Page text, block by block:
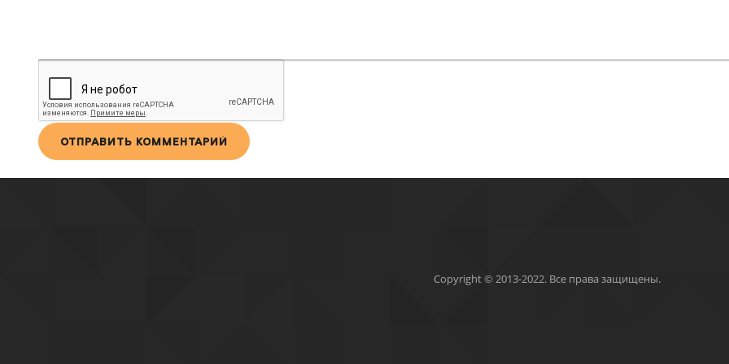
ОТПРАВИТЬ КОММЕНТАРИЙ
Copyright © 2013-2022. Все права защищены.